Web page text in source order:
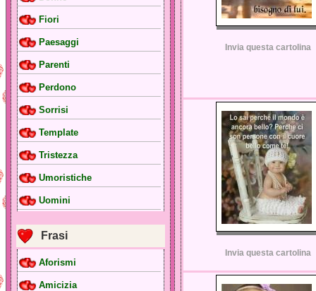
Fiori
Paesaggi
Parenti
Perdono
Sorrisi
Template
Tristezza
Umoristiche
Uomini
Frasi
Aforismi
Amicizia
Invia questa cartolina
Invia questa cartolina